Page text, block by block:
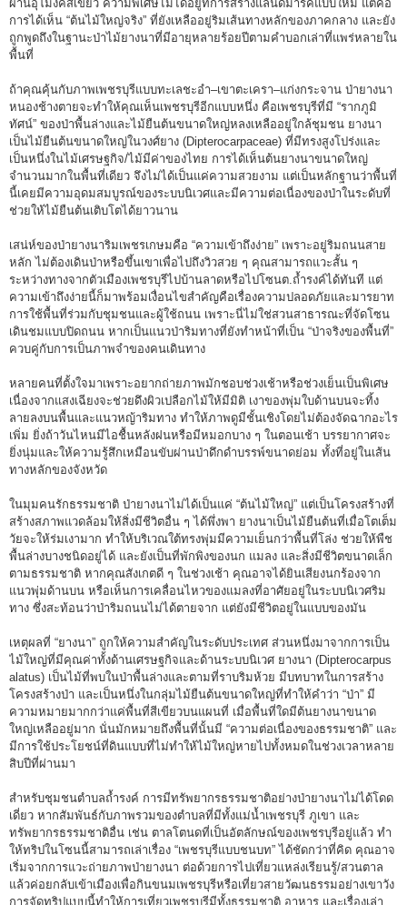
ผ่านอุโมงค์สีเขียว ความพิเศษไม่ได้อยู่ที่การสร้างแลนด์มาร์คแบบใหม่ แต่คือ
การได้เห็น “ต้นไม้ใหญ่จริง” ที่ยังเหลืออยู่ริมเส้นทางหลักของภาคกลาง และยัง
ถูกพูดถึงในฐานะป่าไม้ยางนาที่มีอายุหลายร้อยปีตามคำบอกเล่าที่แพร่หลายใน
พื้นที่
ถ้าคุณคุ้นกับภาพเพชรบุรีแบบทะเลชะอำ–เขาตะเครา–แก่งกระจาน ป่ายางนา
หนองช้างตายจะทำให้คุณเห็นเพชรบุรีอีกแบบหนึ่ง คือเพชรบุรีที่มี “รากภูมิ
ทัศน์” ของป่าพื้นล่างและไม้ยืนต้นขนาดใหญ่หลงเหลืออยู่ใกล้ชุมชน ยางนา
เป็นไม้ยืนต้นขนาดใหญ่ในวงศ์ยาง (Dipterocarpaceae) ที่มีทรงสูงโปร่งและ
เป็นหนึ่งในไม้เศรษฐกิจ/ไม้มีค่าของไทย การได้เห็นต้นยางนาขนาดใหญ่
จำนวนมากในพื้นที่เดียว จึงไม่ได้เป็นแค่ความสวยงาม แต่เป็นหลักฐานว่าพื้นที่
นี้เคยมีความอุดมสมบูรณ์ของระบบนิเวศและมีความต่อเนื่องของป่าในระดับที่
ช่วยให้ไม้ยืนต้นเติบโตได้ยาวนาน
เสน่ห์ของป่ายางนาริมเพชรเกษมคือ “ความเข้าถึงง่าย” เพราะอยู่ริมถนนสาย
หลัก ไม่ต้องเดินป่าหรือขึ้นเขาเพื่อไปถึงวิวสวย ๆ คุณสามารถแวะสั้น ๆ
ระหว่างทางจากตัวเมืองเพชรบุรีไปบ้านลาดหรือไปโซนต.ถ้ำรงค์ได้ทันที แต่
ความเข้าถึงง่ายนี้ก็มาพร้อมเงื่อนไขสำคัญคือเรื่องความปลอดภัยและมารยาท
การใช้พื้นที่ร่วมกับชุมชนและผู้ใช้ถนน เพราะนี่ไม่ใช่สวนสาธารณะที่จัดโซน
เดินชมแบบปิดถนน หากเป็นแนวป่าริมทางที่ยังทำหน้าที่เป็น “ป่าจริงของพื้นที่”
ควบคู่กับการเป็นภาพจำของคนเดินทาง
หลายคนที่ตั้งใจมาเพราะอยากถ่ายภาพมักชอบช่วงเช้าหรือช่วงเย็นเป็นพิเศษ
เนื่องจากแสงเฉียงจะช่วยดึงผิวเปลือกไม้ให้มีมิติ เงาของพุ่มใบด้านบนจะทิ้ง
ลายลงบนพื้นและแนวหญ้าริมทาง ทำให้ภาพดูมีชั้นเชิงโดยไม่ต้องจัดฉากอะไร
เพิ่ม ยิ่งถ้าวันไหนมีไอชื้นหลังฝนหรือมีหมอกบาง ๆ ในตอนเช้า บรรยากาศจะ
ยิ่งนุ่มและให้ความรู้สึกเหมือนขับผ่านป่าดึกดำบรรพ์ขนาดย่อม ทั้งที่อยู่ในเส้น
ทางหลักของจังหวัด
ในมุมคนรักธรรมชาติ ป่ายางนาไม่ได้เป็นแค่ “ต้นไม้ใหญ่” แต่เป็นโครงสร้างที่
สร้างสภาพแวดล้อมให้สิ่งมีชีวิตอื่น ๆ ได้พึ่งพา ยางนาเป็นไม้ยืนต้นที่เมื่อโตเต็ม
วัยจะให้ร่มเงามาก ทำให้บริเวณใต้ทรงพุ่มมีความเย็นกว่าพื้นที่โล่ง ช่วยให้พืช
พื้นล่างบางชนิดอยู่ได้ และยังเป็นที่พักพิงของนก แมลง และสิ่งมีชีวิตขนาดเล็ก
ตามธรรมชาติ หากคุณสังเกตดี ๆ ในช่วงเช้า คุณอาจได้ยินเสียงนกร้องจาก
แนวพุ่มด้านบน หรือเห็นการเคลื่อนไหวของแมลงที่อาศัยอยู่ในระบบนิเวศริม
ทาง ซึ่งสะท้อนว่าป่าริมถนนไม่ได้ตายจาก แต่ยังมีชีวิตอยู่ในแบบของมัน
เหตุผลที่ “ยางนา” ถูกให้ความสำคัญในระดับประเทศ ส่วนหนึ่งมาจากการเป็น
ไม้ใหญ่ที่มีคุณค่าทั้งด้านเศรษฐกิจและด้านระบบนิเวศ ยางนา (Dipterocarpus
alatus) เป็นไม้ที่พบในป่าพื้นล่างและตามที่ราบริมห้วย มีบทบาทในการสร้าง
โครงสร้างป่า และเป็นหนึ่งในกลุ่มไม้ยืนต้นขนาดใหญ่ที่ทำให้คำว่า “ป่า” มี
ความหมายมากกว่าแค่พื้นที่สีเขียวบนแผนที่ เมื่อพื้นที่ใดมีต้นยางนาขนาด
ใหญ่เหลืออยู่มาก นั่นมักหมายถึงพื้นที่นั้นมี “ความต่อเนื่องของธรรมชาติ” และ
มีการใช้ประโยชน์ที่ดินแบบที่ไม่ทำให้ไม้ใหญ่หายไปทั้งหมดในช่วงเวลาหลาย
สิบปีที่ผ่านมา
สำหรับชุมชนตำบลถ้ำรงค์ การมีทรัพยากรธรรมชาติอย่างป่ายางนาไม่ได้โดด
เดี่ยว หากสัมพันธ์กับภาพรวมของตำบลที่มีทั้งแม่น้ำเพชรบุรี ภูเขา และ
ทรัพยากรธรรมชาติอื่น เช่น ตาลโตนดที่เป็นอัตลักษณ์ของเพชรบุรีอยู่แล้ว ทำ
ให้ทริปในโซนนี้สามารถเล่าเรื่อง “เพชรบุรีแบบชนบท” ได้ชัดกว่าที่คิด คุณอาจ
เริ่มจากการแวะถ่ายภาพป่ายางนา ต่อด้วยการไปเที่ยวแหล่งเรียนรู้/สวนตาล
แล้วค่อยกลับเข้าเมืองเพื่อกินขนมเพชรบุรีหรือเที่ยวสายวัฒนธรรมอย่างเขาวัง
การจัดทริปแบบนี้ทำให้การเที่ยวเพชรบุรีมีทั้งธรรมชาติ อาหาร และเรื่องเล่า